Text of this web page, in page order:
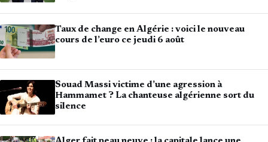
Taux de change en Algérie : voici le nouveau
cours de l’euro ce jeudi 6 août
Souad Massi victime d’une agression à
Hammamet ? La chanteuse algérienne sort du
silence